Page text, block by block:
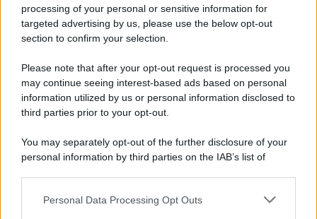
processing of your personal or sensitive information for
targeted advertising by us, please use the below opt-out
section to confirm your selection.
Please note that after your opt-out request is processed you
may continue seeing interest-based ads based on personal
information utilized by us or personal information disclosed to
third parties prior to your opt-out.
You may separately opt-out of the further disclosure of your
personal information by third parties on the IAB’s list of
This information may also be disclosed by us to third parties
Personal Data Processing Opt Outs
Il ricordo /Le radici di Francesco
Una domenica di settembre con Guccini nella sua casa a Pàvana,
tra ricordi del premio Tenco, la gara di disegni con Andrea
Pazienza sulle tovaglie di carta, il rapporto con i fan che
L'album /
"Timeless", il nuovo album postumo di Prince
racconta quattro decenni di creatività